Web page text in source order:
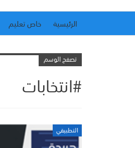
الرئيسية خاص تعليم
تصفح الوسم
#انتخابات
التطبيقي